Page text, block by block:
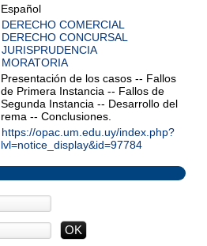
Español
DERECHO COMERCIAL
DERECHO CONCURSAL
JURISPRUDENCIA
MORATORIA
Presentación de los casos -- Fallos
de Primera Instancia -- Fallos de
Segunda Instancia -- Desarrollo del
rema -- Conclusiones.
https://opac.um.edu.uy/index.php?
lvl=notice_display&id=97784